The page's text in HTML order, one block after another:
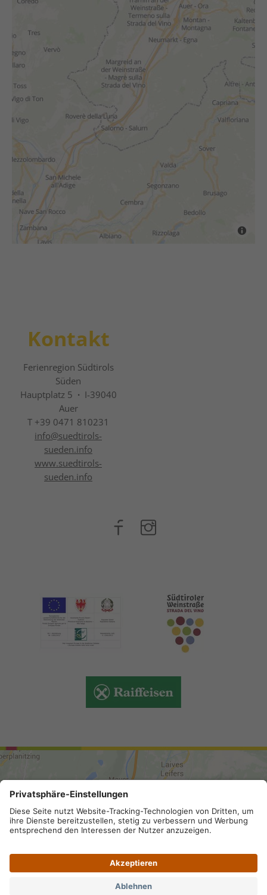
Kontakt
Ferienregion Südtirols
Süden
Hauptplatz 5 · I-39040
Auer
T +39 0471 810231
info@suedtirols-
sueden.info
www.suedtirols-
sueden.info
ANREISE
Impressum . Privacy
A4RZ960